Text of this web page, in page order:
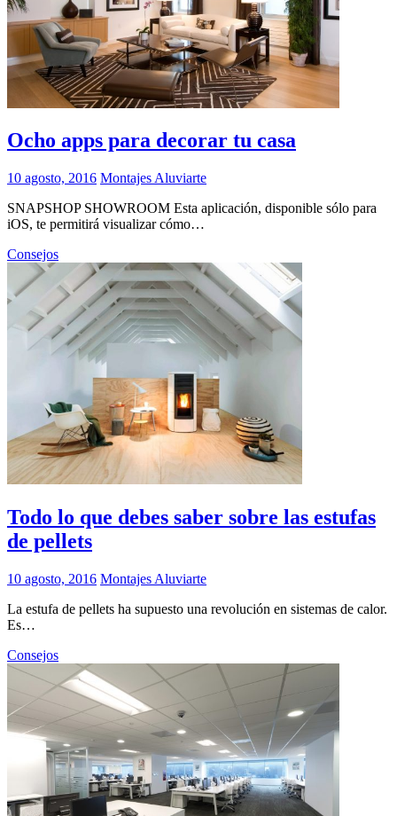
Ocho apps para decorar tu casa
10 agosto, 2016 Montajes Aluviarte
SNAPSHOP SHOWROOM Esta aplicación, disponible sólo para
iOS, te permitirá visualizar cómo…
Consejos
Todo lo que debes saber sobre las estufas
de pellets
10 agosto, 2016 Montajes Aluviarte
La estufa de pellets ha supuesto una revolución en sistemas de calor.
Es…
Consejos